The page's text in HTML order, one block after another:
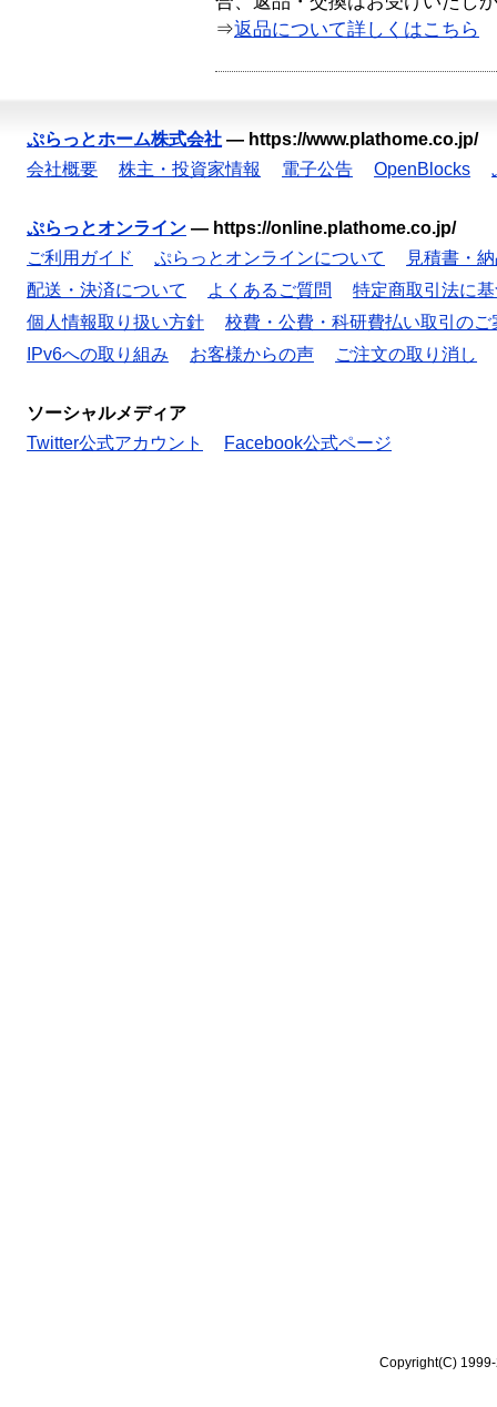
⇒返品について詳しくはこちら
ぷらっとホーム株式会社 — https://www.plathome.co.jp/
会社概要
株主・投資家情報 電子公告 OpenBlocks
ぷらっとオンライン — https://online.plathome.co.jp/
ご利用ガイド
ぷらっとオンラインについて
見積書・
配送・決済について
よくあるご質問
特定商取引法に
個人情報取り扱い方針
校費・公費・科研費払い取引のご
IPv6への取り組み
お客様からの声 ご注文の取り消し
ソーシャルメディア
Twitter公式アカウント
Facebook公式ページ
Copyright(C)